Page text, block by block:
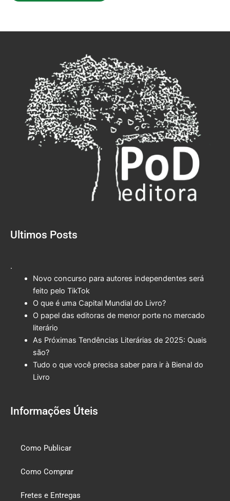
Ultimos Posts
.
Novo concurso para autores independentes será
feito pelo TikTok
O que é uma Capital Mundial do Livro?
O papel das editoras de menor porte no mercado
literário
As Próximas Tendências Literárias de 2025: Quais
são?
Tudo o que você precisa saber para ir à Bienal do
Livro
Informações Úteis
Como Publicar
Como Comprar
Fretes e Entregas